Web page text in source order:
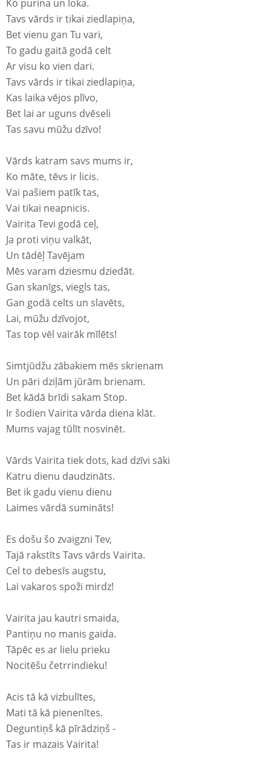
Ko purina un loka.
Tavs vārds ir tikai ziedlapiņa,
Bet vienu gan Tu vari,
To gadu gaitā godā celt
Ar visu ko vien dari.
Tavs vārds ir tikai ziedlapiņa,
Kas laika vējos plīvo,
Bet lai ar uguns dvēseli
Tas savu mūžu dzīvo!
Vārds katram savs mums ir,
Ko māte, tēvs ir licis.
Vai pašiem patīk tas,
Vai tikai neapnicis.
Vairita Tevi godā ceļ,
Ja proti viņu valkāt,
Un tādēļ Tavējam
Mēs varam dziesmu dziedāt.
Gan skanīgs, viegls tas,
Gan godā celts un slavēts,
Lai, mūžu dzīvojot,
Tas top vēl vairāk mīlēts!
Simtjūdžu zābakiem mēs skrienam
Un pāri dziļām jūrām brienam.
Bet kādā brīdi sakam Stop.
Ir šodien Vairita vārda diena klāt.
Mums vajag tūlīt nosvinēt.
Vārds Vairita tiek dots, kad dzīvi sāki
Katru dienu daudzināts.
Bet ik gadu vienu dienu
Laimes vārdā sumināts!
Es došu šo zvaigzni Tev,
Tajā rakstīts Tavs vārds Vairita.
Cel to debesīs augstu,
Lai vakaros spoži mirdz!
Vairita jau kautri smaida,
Pantiņu no manis gaida.
Tāpēc es ar lielu prieku
Nocitēšu četrrindieku!
Acis tā kā vizbulītes,
Mati tā kā pienenītes.
Deguntiņš kā pīrādziņš -
Tas ir mazais Vairita!